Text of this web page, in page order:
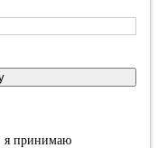
я принимаю